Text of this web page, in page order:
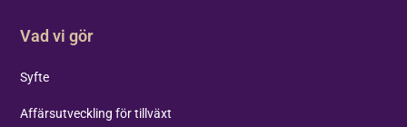
Vad vi gör
Syfte
Affärsutveckling för tillväxt